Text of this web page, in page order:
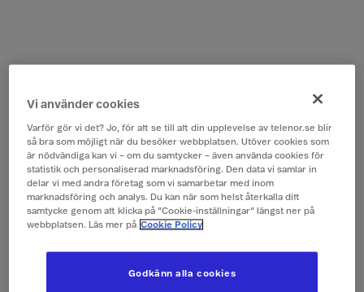
Vi använder cookies
Varför gör vi det? Jo, för att se till att din upplevelse av telenor.se blir
så bra som möjligt när du besöker webbplatsen. Utöver cookies som
är nödvändiga kan vi – om du samtycker – även använda cookies för
statistik och personaliserad marknadsföring. Den data vi samlar in
delar vi med andra företag som vi samarbetar med inom
marknadsföring och analys. Du kan när som helst återkalla ditt
samtycke genom att klicka på ”Cookie-inställningar” längst ner på
webbplatsen. Läs mer på Cookie Policy
Godkänn alla cookies